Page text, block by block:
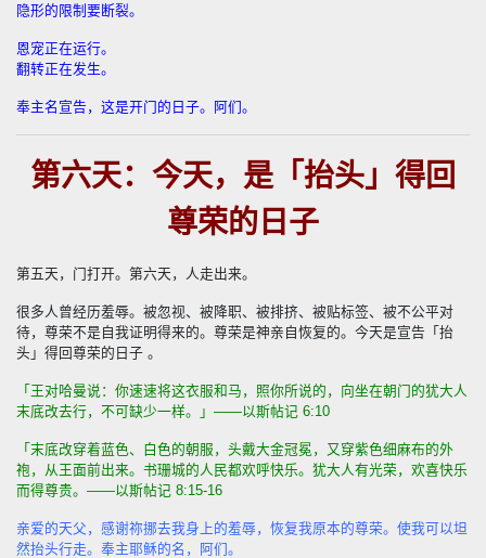
隐形的限制要断裂。
恩宠正在运行。
翻转正在发生。
奉主名宣告，这是开门的日子。阿们。
第六天：今天，是「抬头」得回
尊荣的日子
第五天，门打开。第六天，人走出来。
很多人曾经历羞辱。被忽视、被降职、被排挤、被贴标签、被不公平对
待，尊荣不是自我证明得来的。尊荣是神亲自恢复的。今天是宣告「抬
头」得回尊荣的日子 。
「王对哈曼说：你速速将这衣服和马，照你所说的，向坐在朝门的犹大人
末底改去行，不可缺少一样。」 ——以斯帖记 6:10
「末底改穿着蓝色、白色的朝服，头戴大金冠冕，又穿紫色细麻布的外
袍，从王面前出来。书珊城的人民都欢呼快乐。犹大人有光荣，欢喜快乐
而得尊贵。 ——以斯帖记 8:15-16
亲爱的天父，感谢祢挪去我身上的羞辱，恢复我原本的尊荣。使我可以坦
然抬头行走。奉主耶稣的名，阿们。